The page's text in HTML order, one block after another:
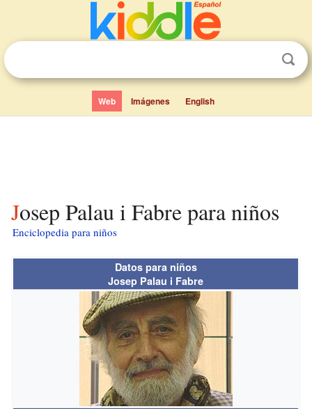
Web Imágenes English
Josep Palau i Fabre para niños
Enciclopedia para niños
Datos para niños
Josep Palau i Fabre